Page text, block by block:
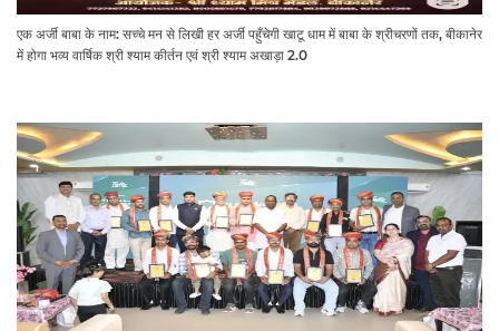
एक अर्जी बाबा के नाम: सच्चे मन से लिखी हर अर्जी पहुँचेगी खाटू धाम में बाबा के श्रीचरणों तक, बीकानेर
में होगा भव्य वार्षिक श्री श्याम कीर्तन एवं श्री श्याम अखाड़ा 2.0